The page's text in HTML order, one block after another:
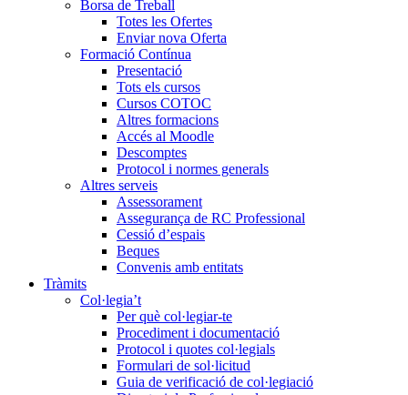
Borsa de Treball
Totes les Ofertes
Enviar nova Oferta
Formació Contínua
Presentació
Tots els cursos
Cursos COTOC
Altres formacions
Accés al Moodle
Descomptes
Protocol i normes generals
Altres serveis
Assessorament
Assegurança de RC Professional
Cessió d’espais
Beques
Convenis amb entitats
Tràmits
Col·legia’t
Per què col·legiar-te
Procediment i documentació
Protocol i quotes col·legials
Formulari de sol·licitud
Guia de verificació de col·legiació